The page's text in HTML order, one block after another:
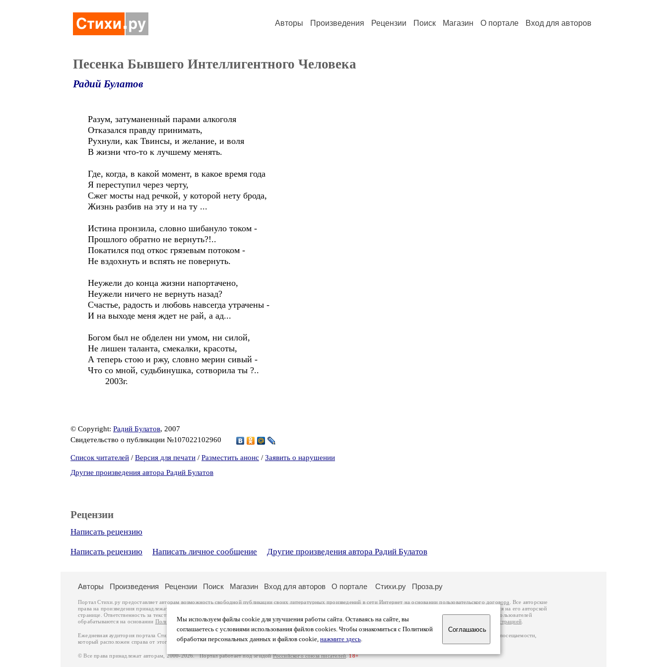
Авторы Произведения Рецензии Поиск Магазин О портале Вход для авторов
Песенка Бывшего Интеллигентного Человека
Радий Булатов
Разум, затуманенный парами алкоголя
Отказался правду принимать,
Рухнули, как Твинсы, и желание, и воля
В жизни что-то к лучшему менять.
Где, когда, в какой момент, в какое время года
Я переступил через черту,
Сжег мосты над речкой, у которой нету брода,
Жизнь разбив на эту и на ту ...
Истина пронзила, словно шибануло током -
Прошлого обратно не вернуть?!..
Покатился под откос грязевым потоком -
Не вздохнуть и вспять не повернуть.
Неужели до конца жизни напортачено,
Неужели ничего не вернуть назад?
Счастье, радость и любовь навсегда утрачены -
И на выходе меня ждет не рай, а ад...
Богом был не обделен ни умом, ни силой,
Не лишен таланта, смекалки, красоты,
А теперь стою и ржу, словно мерин сивый -
Что со мной, судьбинушка, сотворила ты ?..
2003г.
© Copyright: Радий Булатов, 2007
Свидетельство о публикации №107022102960
Список читателей / Версия для печати / Разместить анонс / Заявить о нарушении
Другие произведения автора Радий Булатов
Рецензии
Написать рецензию
Написать рецензию Написать личное сообщение Другие произведения автора Радий Булатов
Мы используем файлы cookie для улучшения работы сайта. Оставаясь на сайте, вы
соглашаетесь с условиями использования файлов cookies. Чтобы ознакомиться с Политикой
обработки персональных данных и файлов cookie, нажмите здесь.
Соглашаюсь
Авторы Произведения Рецензии Поиск Магазин Вход для авторов О портале Стихи.ру Проза.ру
Портал Стихи.ру предоставляет авторам возможность свободной публикации своих литературных произведений в сети Интернет на основаниипользовательского договора
. Все авторские
права на произведения принадлежат авторам и охраняются
. Перепечатка произведений возможна только с согласия его автора, к которому вы можете обратиться на его авторской
странице. Ответственность за тексты произведений авторы несут самостоятельно на основании
законодательства Российской Федерации. Данные пользователей
обрабатываются на основании Политики обработки персональных данных. Вы также можете посмотреть более подробнуюинформацию о портале связаться с администрацией
Ежедневная аудитория портала Стихи.ру – порядка 200 тысяч посетителей, которые в общей сумме просматривают более двух миллионов страниц по данным счетчика посещаемости,
который расположен справа от этого текста. В каждой графе указано по две цифры: количество просмотров и количество посетителей.
© Все права принадлежат авторам, 2000-2026. Портал работает под эгидойРоссийского союза писателей.18+